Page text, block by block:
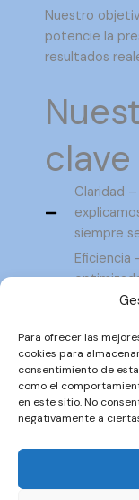
Para ofrecer las
cookies para
consentimiento de
como el
en este sitio. No
negativamente a
Nuestro
potencie la
resultados
clave
Claridad
siempre
Eficiencia
extras
Atención
detalles y